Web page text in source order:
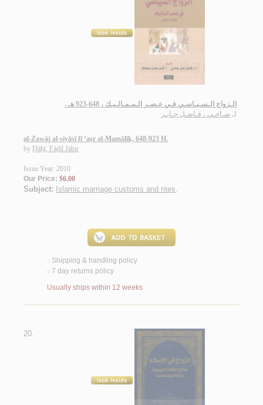
الـزواج الـسـيـاسـي فـي عـصـر الـمـمـالـيـك ، 648-923 هـ .
لـ ضـاحـي ، فـاضـل جـابـر
al-Zawāj al-siyāsī fī ‘aṣr al-Mamālīk, 648-923 H.
by Ḍāḥī, Fāḍil Jābir
Issue Year: 2010
Our Price: $6.00
Subject: Islamic marriage customs and rites.
< Shipping & handling policy
< 7 day returns policy
Usually ships within 12 weeks
20.